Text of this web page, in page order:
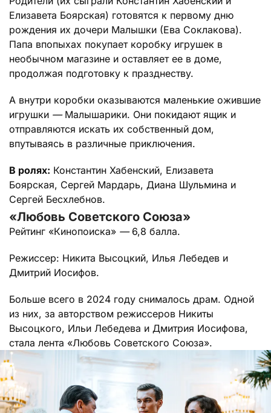
Елизавета Боярская) готовятся к первому дню
рождения их дочери Малышки (Ева Соклакова).
Папа впопыхах покупает коробку игрушек в
необычном магазине и оставляет ее в доме,
продолжая подготовку к празднеству.
А внутри коробки оказываются маленькие ожившие
игрушки —Малышарики. Они покидают ящик и
отправляются искать их собственный дом,
впутываясь в различные приключения.
В ролях: Константин Хабенский, Елизавета
Боярская, Сергей Мардарь, Диана Шульмина и
Сергей Бесхлебнов.
«Любовь Советского Союза»
Рейтинг «Кинопоиска» —6,8 балла.
Режиссер: Никита Высоцкий, Илья Лебедев и
Дмитрий Иосифов.
Больше всего в 2024 году снималось драм. Одной
из них, за авторством режиссеров Никиты
Высоцкого, Ильи Лебедева и Дмитрия Иосифова,
стала лента «Любовь Советского Союза».